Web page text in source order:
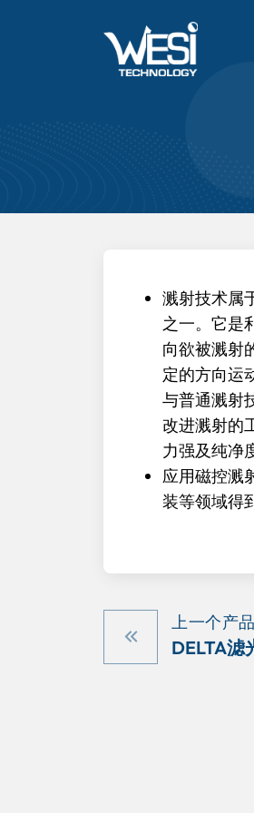
溅射技术属
之一。它是
向欲被溅射
定的方向运
与普通溅射
改进溅射的
力强及纯净
应用磁控溅
装等领域得
上一个产品
DELTA滤